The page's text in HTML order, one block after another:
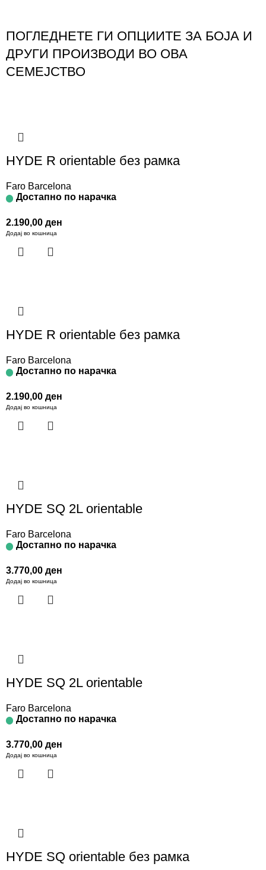
ПОГЛЕДНЕТЕ ГИ ОПЦИИТЕ ЗА БОЈА И
ДРУГИ ПРОИЗВОДИ ВО ОВА
СЕМЕЈСТВО
HYDE R orientable без рамка
Faro Barcelona
Достапно по нарачка
2.190,00 ден
Додај во кошница
HYDE R orientable без рамка
Faro Barcelona
Достапно по нарачка
2.190,00 ден
Додај во кошница
HYDE SQ 2L orientable
Faro Barcelona
Достапно по нарачка
3.770,00 ден
Додај во кошница
HYDE SQ 2L orientable
Faro Barcelona
Достапно по нарачка
3.770,00 ден
Додај во кошница
HYDE SQ orientable без рамка